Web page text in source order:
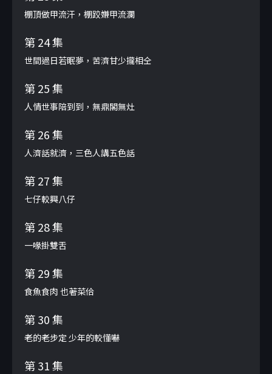
棚頂做甲流汗，棚跤嫌甲流瀾
第 24 集
世間過日若眠夢，苦濟甘少攏相仝
第 25 集
人情世事陪到到，無鼎閣無灶
第 26 集
人濟話就濟，三色人講五色話
第 27 集
七仔較興八仔
第 28 集
一喙掛雙舌
第 29 集
食魚食肉 也著菜佮
第 30 集
老的老步定 少年的較懂嚇
第 31 集